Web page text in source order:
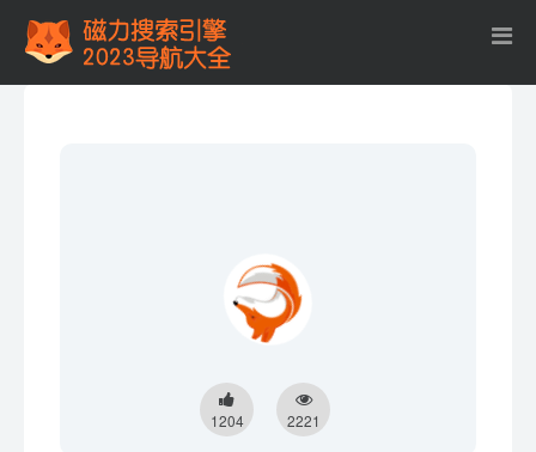
1204 2221